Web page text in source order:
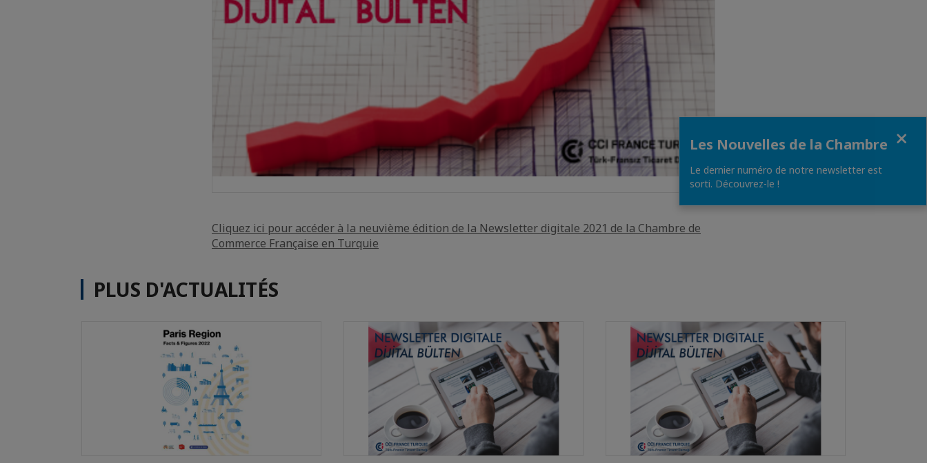
Cliquez ici pour accéder à la neuvième édition de la Newsletter digitale 2021 de la Chambre de
Commerce Française en Turquie
PLUS D'ACTUALITÉS
Les Nouvelles de la Chambre
Le dernier numéro de notre newsletter est
sorti. Découvrez-le !